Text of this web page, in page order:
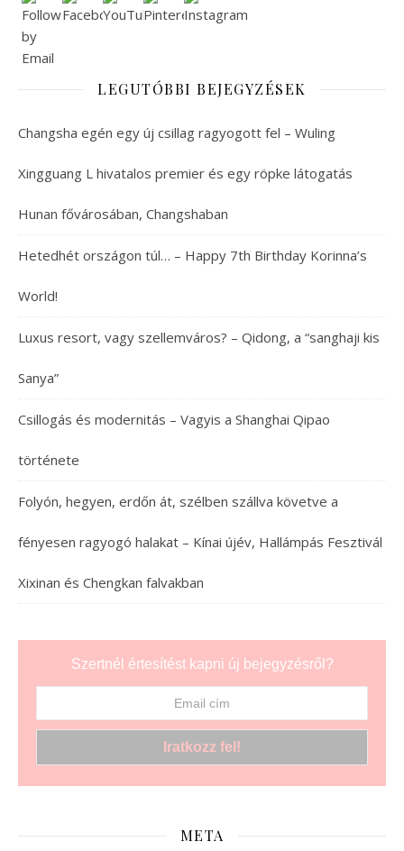
LEGUTÓBBI BEJEGYZÉSEK
Changsha egén egy új csillag ragyogott fel – Wuling
Xingguang L hivatalos premier és egy röpke látogatás
Hunan fővárosában, Changshaban
Hetedhét országon túl… – Happy 7th Birthday Korinna’s
World!
Luxus resort, vagy szellemváros? – Qidong, a “sanghaji kis
Sanya”
Csillogás és modernitás – Vagyis a Shanghai Qipao
története
Folyón, hegyen, erdőn át, szélben szállva követve a
fényesen ragyogó halakat – Kínai újév, Hallámpás Fesztivál
Xixinan és Chengkan falvakban
Szertnél értesítést kapni új bejegyzésről?
META